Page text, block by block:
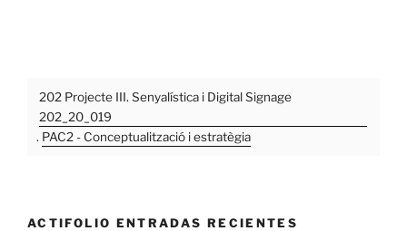
202 Projecte III. Senyalística i Digital Signage
202_20_019
. PAC2 - Conceptualització i estratègia
ACTIFOLIO ENTRADAS RECIENTES